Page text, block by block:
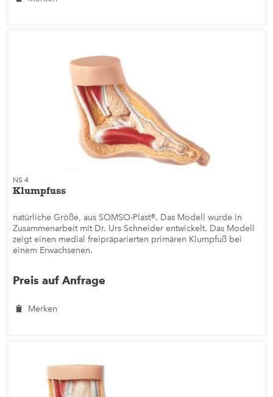
NS 4
Klumpfuss
natürliche Größe, aus SOMSO-Plast®. Das Modell wurde in
Zusammenarbeit mit Dr. Urs Schneider entwickelt. Das Modell
zeigt einen medial freipräparierten primären Klumpfuß bei
einem Erwachsenen.
Preis auf Anfrage
Merken